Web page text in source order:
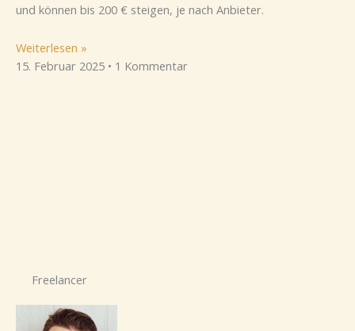
und können bis 200 € steigen, je nach Anbieter.
Weiterlesen »
15. Februar 2025
1 Kommentar
Freelancer